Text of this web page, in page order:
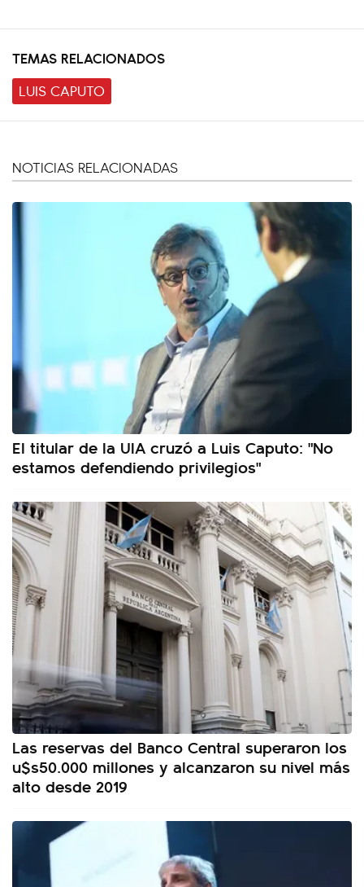
TEMAS RELACIONADOS
LUIS CAPUTO
NOTICIAS RELACIONADAS
El titular de la UIA cruzó a Luis Caputo: "No
estamos defendiendo privilegios"
Las reservas del Banco Central superaron los
u$s50.000 millones y alcanzaron su nivel más
alto desde 2019